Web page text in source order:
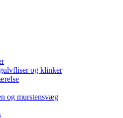
og klinker
og murstensvæg